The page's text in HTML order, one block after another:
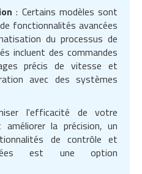
: Certains modèles sont
fonctionnalités avancées
du processus de
incluent des commandes
précis de vitesse et
avec des systèmes
l'efficacité de votre
la précision, un
de contrôle et
est une option